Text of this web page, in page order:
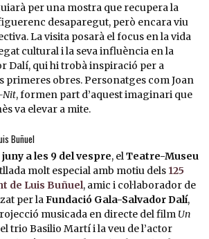
per una mostra que recupera la
desaparegut, però encara viu
La visita posarà el focus en la vida
cultural i la seva influència en la
Dalí, qui hi trobà inspiració per a
primeres obres. Personatges com Joan
Nit, formen part d’aquest imaginari que
va elevar a mite.
Buñuel
juny a les 9 del vespre, elTeatre-Museu
molt especial amb motiu dels 125
de Luis Buñuel, amic i col·laborador de
per laFundació Gala-Salvador Dalí,
musicada en directe del film Un
trio Basilio Martí i la veu de l’actor